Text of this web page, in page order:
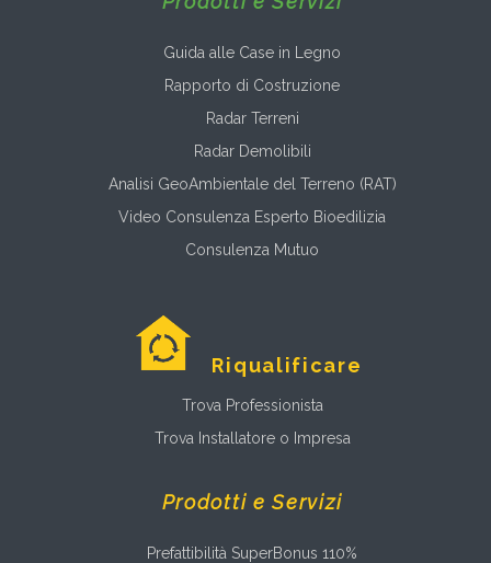
Guida alle Case in Legno
Rapporto di Costruzione
Radar Terreni
Radar Demolibili
Analisi GeoAmbientale del Terreno (RAT)
Video Consulenza Esperto Bioedilizia
Consulenza Mutuo
Riqualificare
Trova Professionista
Trova Installatore o Impresa
Prodotti e Servizi
Prefattibilità SuperBonus 110%